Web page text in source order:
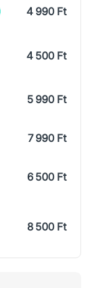
4 990 Ft
4 500 Ft
5 990 Ft
7 990 Ft
6 500 Ft
8 500 Ft